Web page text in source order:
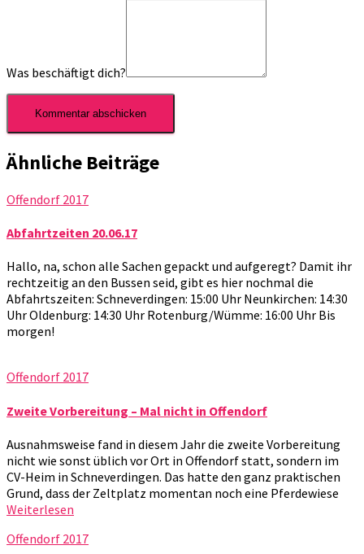
Was beschäftigt dich?
Ähnliche Beiträge
Offendorf 2017
Abfahrtzeiten 20.06.17
Hallo, na, schon alle Sachen gepackt und aufgeregt? Damit ihr
rechtzeitig an den Bussen seid, gibt es hier nochmal die
Abfahrtszeiten: Schneverdingen: 15:00 Uhr Neunkirchen: 14:30
Uhr Oldenburg: 14:30 Uhr Rotenburg/Wümme: 16:00 Uhr Bis
morgen!
Offendorf 2017
Zweite Vorbereitung – Mal nicht in Offendorf
Ausnahmsweise fand in diesem Jahr die zweite Vorbereitung
nicht wie sonst üblich vor Ort in Offendorf statt, sondern im
CV-Heim in Schneverdingen. Das hatte den ganz praktischen
Grund, dass der Zeltplatz momentan noch eine Pferdewiese
Weiterlesen
Offendorf 2017